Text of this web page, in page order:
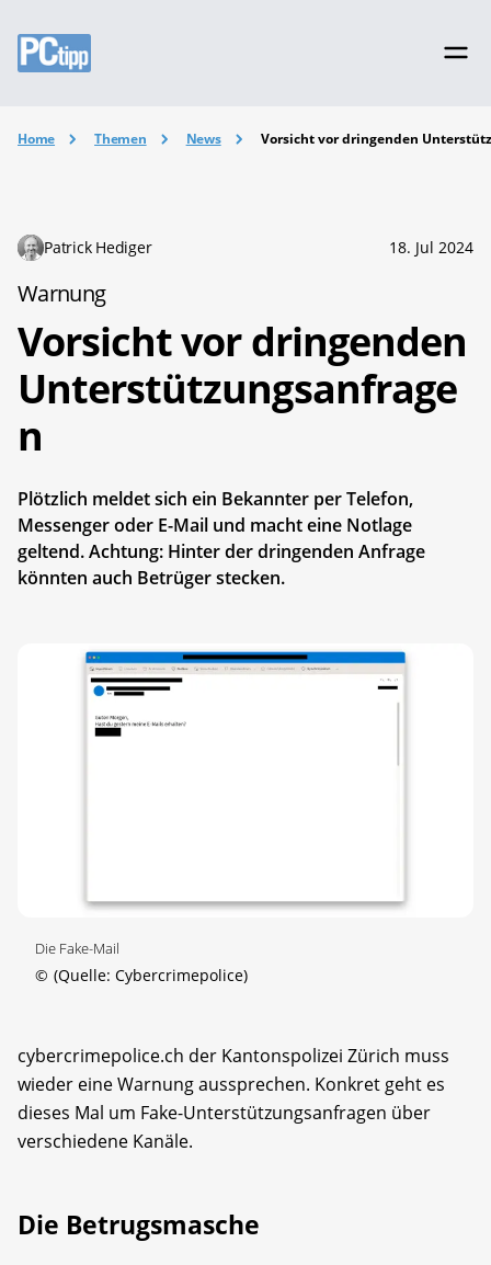
Home Themen News Vorsicht vor dringenden
Patrick Hediger 18. Jul 2024
Warnung
Vorsicht vor dringenden
Unterstützungsanfrage
n
Plötzlich meldet sich ein Bekannter per Telefon,
Messenger oder E-Mail und macht eine Notlage
geltend. Achtung: Hinter der dringenden Anfrage
könnten auch Betrüger stecken.
Die Fake-Mail
© (Quelle: Cybercrimepolice)
cybercrimepolice.ch der Kantonspolizei Zürich muss
wieder eine Warnung aussprechen. Konkret geht es
dieses Mal um Fake-Unterstützungsanfragen über
verschiedene Kanäle.
Die Betrugsmasche